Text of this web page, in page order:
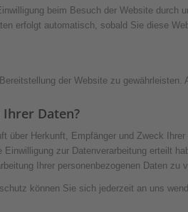
beim Besuch der Website
erfolgt automatisch, sobald Sie diese
der Website zu
Ihrer Daten?
über Herkunft, Empfänger und Zweck
zur Datenverarbeitung erteilt
Ihrer personenbezogenen Daten
können Sie sich jederzeit an uns